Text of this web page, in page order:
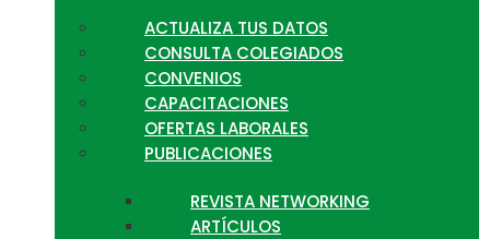
ACTUALIZA TUS DATOS
CONSULTA COLEGIADOS
CONVENIOS
CAPACITACIONES
OFERTAS LABORALES
PUBLICACIONES
REVISTA NETWORKING
ARTÍCULOS